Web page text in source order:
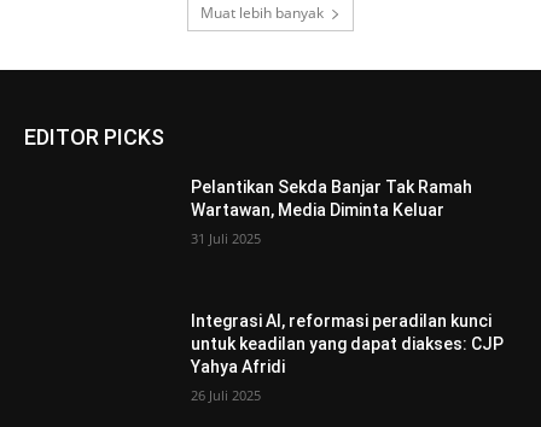
Muat lebih banyak
EDITOR PICKS
Pelantikan Sekda Banjar Tak Ramah
Wartawan, Media Diminta Keluar
31 Juli 2025
Integrasi AI, reformasi peradilan kunci
untuk keadilan yang dapat diakses: CJP
Yahya Afridi
26 Juli 2025